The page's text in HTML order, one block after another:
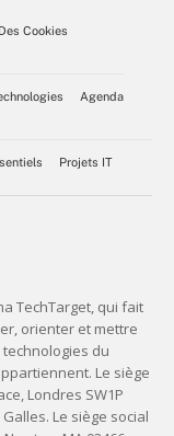
Cookies
Agenda
Projets IT